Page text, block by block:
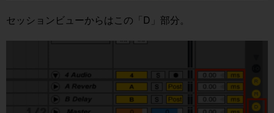
セッションビューからはこの「D」部分。